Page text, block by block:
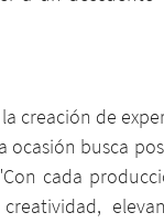
creación de
ocasión busca
cada